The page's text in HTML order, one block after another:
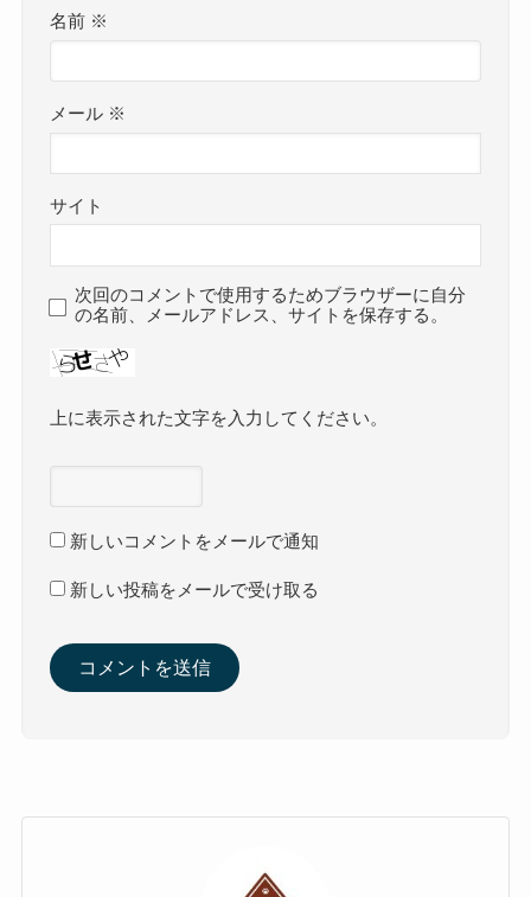
名前 ※
メール ※
サイト
次回のコメントで使用するためブラウザーに自分
の名前、メールアドレス、サイトを保存する。
上に表示された文字を入力してください。
新しいコメントをメールで通知
新しい投稿をメールで受け取る